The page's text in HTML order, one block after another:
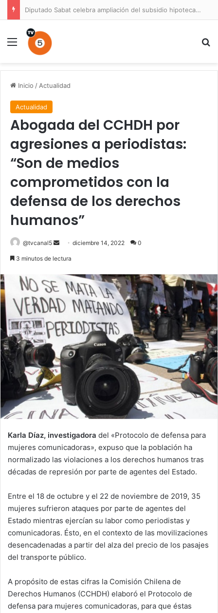
Diputado Sabat celebra ampliación del subsidio hipotecario con viviendas de hasta 6.000 UF
Menú
Inicio / Actualidad
Actualidad
Abogada del CCHDH por
agresiones a periodistas:
“Son de medios
comprometidos con la
defensa de los derechos
humanos”
@tvcanal5
Senddiciembre 14, 2022 0
3 minutos de lectura
Karla Díaz, investigadora del «Protocolo de defensa para
mujeres comunicadoras», expuso que la población ha
normalizado las violaciones a los derechos humanos tras
décadas de represión por parte de agentes del Estado.
Entre el 18 de octubre y el 22 de noviembre de 2019, 35
mujeres sufrieron ataques por parte de agentes del
Estado mientras ejercían su labor como periodistas y
comunicadoras. Ésto, en el contexto de las movilizaciones
desencadenadas a partir del alza del precio de los pasajes
del transporte público.
A propósito de estas cifras la Comisión Chilena de
Derechos Humanos (CCHDH) elaboró el Protocolo de
defensa para mujeres comunicadoras, para que éstas